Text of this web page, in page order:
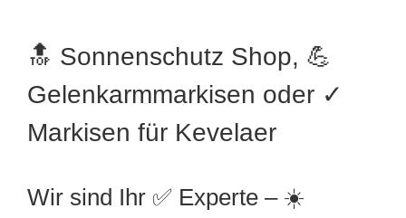
🔝 Sonnenschutz Shop, 💪
Gelenkarmmarkisen oder ✓
Markisen für Kevelaer
Wir sind Ihr ✅ Experte – ☀️